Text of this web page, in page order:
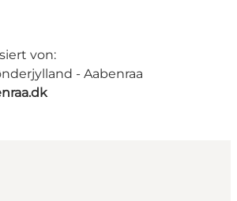
von:
- Aabenraa